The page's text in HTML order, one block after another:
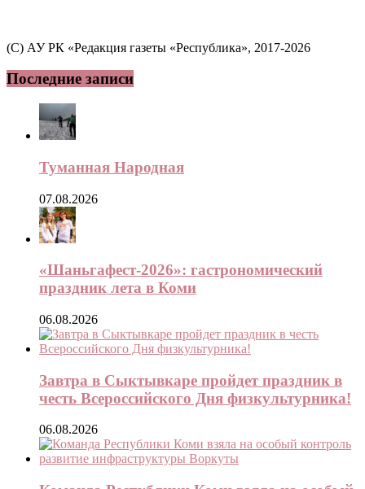
(C) АУ РК «Редакция газеты «Республика», 2017-2026
Последние записи
Туманная Народная
07.08.2026
«Шаньгафест-2026»: гастрономический
праздник лета в Коми
06.08.2026
Завтра в Сыктывкаре пройдет праздник в
честь Всероссийского Дня физкультурника!
06.08.2026